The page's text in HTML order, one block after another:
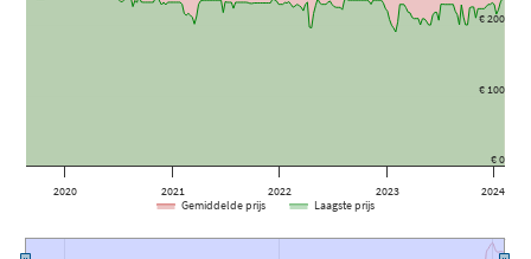
2020 2021 2022 2023 2024
€ 0
€ 100
€ 200
Gemiddelde prijs Laagste prijs